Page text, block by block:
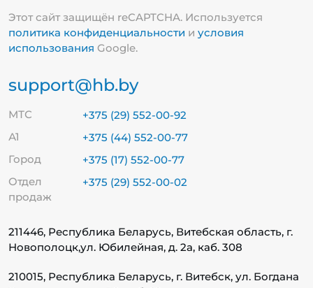
Этот сайт защищён reCAPTCHA. Используется
политика конфиденциальности и условия
использования Google.
support@hb.by
МТС
+375 (29) 552-00-92
А1
+375 (44) 552-00-77
Город
+375 (17) 552-00-77
Отдел
продаж
+375 (29) 552-00-02
211446, Республика Беларусь, Витебская область, г.
Новополоцк,ул. Юбилейная, д. 2а, каб. 308
210015, Республика Беларусь, г. Витебск, ул. Богдана